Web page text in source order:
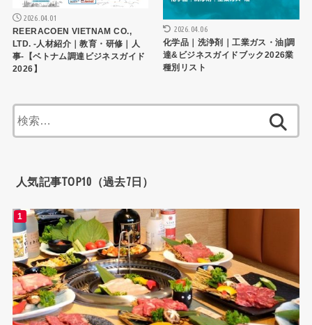
2026.04.01
REERACOEN VIETNAM CO.,
LTD. -人材紹介｜教育・研修｜人
事-【ベトナム調達ビジネスガイド
2026】
2026.04.06
化学品｜洗浄剤｜工業ガス・油|調
達&ビジネスガイドブック2026業
種別リスト
索:
人気記事TOP10（過去7日）